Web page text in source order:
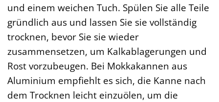
und einem weichen Tuch. Spülen Sie alle Teile
gründlich aus und lassen Sie sie vollständig
trocknen, bevor Sie sie wieder
zusammensetzen, um Kalkablagerungen und
Rost vorzubeugen. Bei Mokkakannen aus
Aluminium empfiehlt es sich, die Kanne nach
dem Trocknen leicht einzuölen, um die